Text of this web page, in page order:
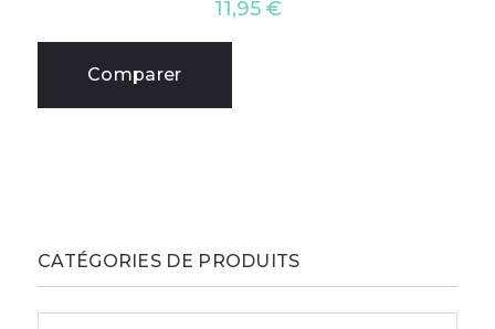
11,95 €
Comparer
CATÉGORIES DE PRODUITS